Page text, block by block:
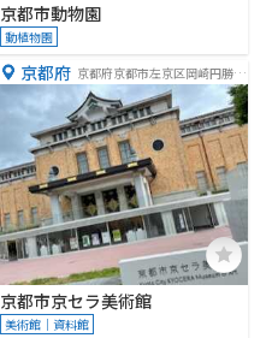
京都市動物園
動植物園
京都府 京都府京都市左京区岡崎円勝寺
町１２４
京都市京セラ美術館
美術館｜資料館